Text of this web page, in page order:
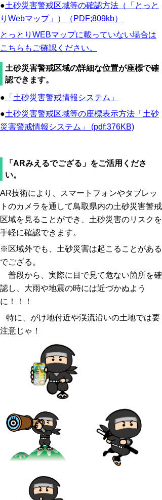
●土砂災害警戒区域等の確認方法（「とっと
りWebマップ」）（PDF;809kb）
とっとりWEBマップに載っていない場合は
こちらもご確認ください。
土砂災害警戒区域の詳細な位置が座標で確
認できます。
● 「土砂災害警戒情報システム」
●土砂災害警戒区域等の座標表示方法「土砂
災害警戒情報システム」 (pdf:376KB)
「ARみえるでござる」をご活用くださ
い。
AR技術により、スマートフォンやタブレッ
トのカメラを通して鳥取県内の土砂災害警戒
区域を見ることができ、土砂災害のリスクを
手軽に確認できます。
※区域外でも、土砂災害は起こることがある
でござる。
普段から、実際に目で見て危ない箇所を確
認し、大雨や地震の時には近づかぬよう
に！！！
特に、がけ地付近や渓流沿いの土地では要
注意じゃ！